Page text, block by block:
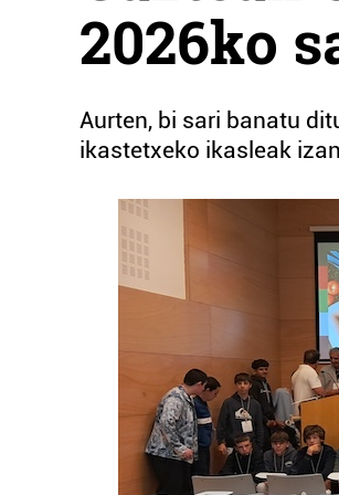
2026ko
Aurten, bi sari banatu
ikastetxeko ikasleak